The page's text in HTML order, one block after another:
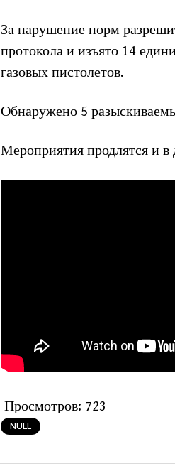
За нарушение норм
протокола и изъято 14
газовых пистолетов.
Обнаружено 5
Мероприятия продлятся и
Просмотров: 723
NULL